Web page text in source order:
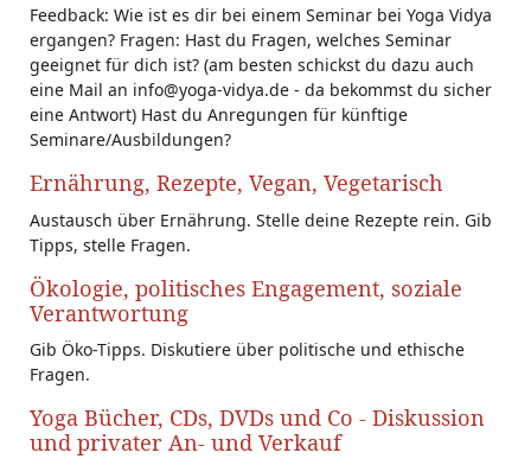
Feedback: Wie ist es dir bei einem Seminar bei Yoga Vidya
ergangen? Fragen: Hast du Fragen, welches Seminar
geeignet für dich ist? (am besten schickst du dazu auch
eine Mail an info@yoga-vidya.de - da bekommst du sicher
eine Antwort) Hast du Anregungen für künftige
Seminare/Ausbildungen?
Ernährung, Rezepte, Vegan, Vegetarisch
Austausch über Ernährung. Stelle deine Rezepte rein. Gib
Tipps, stelle Fragen.
Ökologie, politisches Engagement, soziale
Verantwortung
Gib Öko-Tipps. Diskutiere über politische und ethische
Fragen.
Yoga Bücher, CDs, DVDs und Co - Diskussion
und privater An- und Verkauf